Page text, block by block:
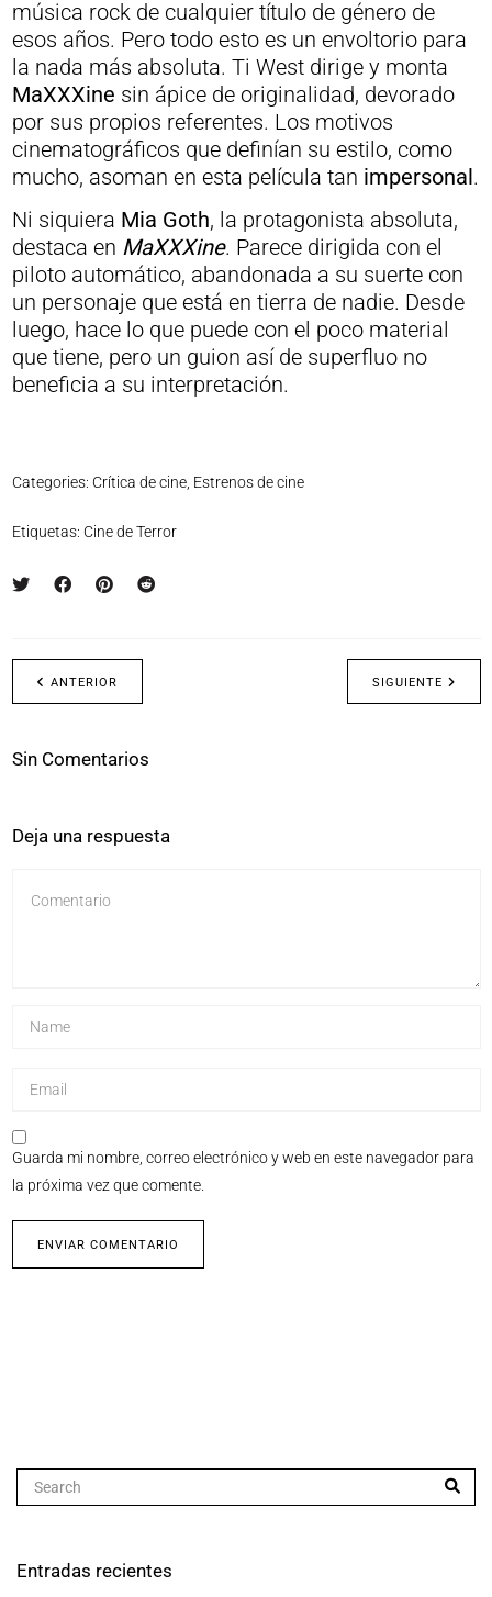
música rock de cualquier título de género de
esos años. Pero todo esto es un envoltorio para
la nada más absoluta. Ti West dirige y monta
MaXXXine sin ápice de originalidad, devorado
por sus propios referentes. Los motivos
cinematográficos que definían su estilo, como
mucho, asoman en esta película tan impersonal.
Ni siquiera Mia Goth, la protagonista absoluta,
destaca en MaXXXine. Parece dirigida con el
piloto automático, abandonada a su suerte con
un personaje que está en tierra de nadie. Desde
luego, hace lo que puede con el poco material
que tiene, pero un guion así de superfluo no
beneficia a su interpretación.
Categories: Crítica de cine, Estrenos de cine
Etiquetas: Cine de Terror
SIGUIENTE
ANTERIOR
Sin Comentarios
Deja una respuesta
Guarda mi nombre, correo electrónico y web en este navegador para
la próxima vez que comente.
Entradas recientes